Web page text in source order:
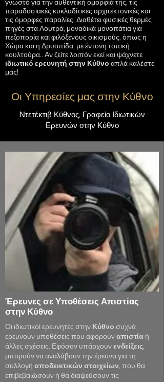
γνωστό για την αυθεντική ομορφιά της, τις
παραδοσιακές κυκλαδίτικες αρχιτεκτονικές και
τις όμορφες παραλίες. Διαθέτει φυσικές θερμές
πηγές στα Λουτρά, μοναδικά μονοπάτια για
πεζοπορία και φιλόξενους οικισμούς, όπως η
Χώρα και η Δρυοπίδα, με έντονη τοπική
κουλτούρα.. Αν ζείτε λοιπόν εκεί και ψάχνετε
ιδιωτικό ερευνητή στην Κύθνο απλά καλέστε
μας!
Οι Υπηρεσίες μας στην Κύθνο
Ντετέκτιβ Κύθνος, Γραφείο Ιδιωτικών
Ερευνών στην Κύθνο
Έρευνες σε Υποθέσεις Απιστίας
στην Κύθνο
Οι ιδιωτικοί ερευνητές στην Κύθνο συχνά
ερευνούν υποθέσεις που αφορούναπιστία ή
άλλες σχέσεις. Εφόσον υπάρχουνενδείξεις,
μπορούν να αναλάβουν την έρευνα για τη
συλλογή αποδεικτικών στοιχείων, που θα
επιβεβαιώσουν ή θα διαψεύσουν τις